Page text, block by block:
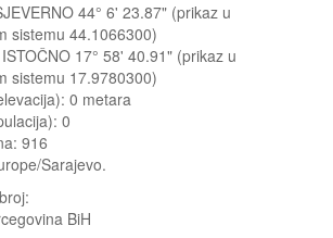
44° 6' 23.87" (prikaz u
sistemu 44.1066300)
17° 58' 40.91" (prikaz u
sistemu 17.9780300)
0 metara
0
916
Sarajevo.
BiH